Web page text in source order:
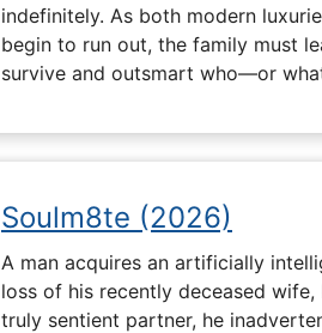
indefinitely. As both modern
begin to run out, the family must
survive and outsmart who—or
Soulm8te (2026)
A man acquires an artificially
loss of his recently deceased
truly sentient partner, he